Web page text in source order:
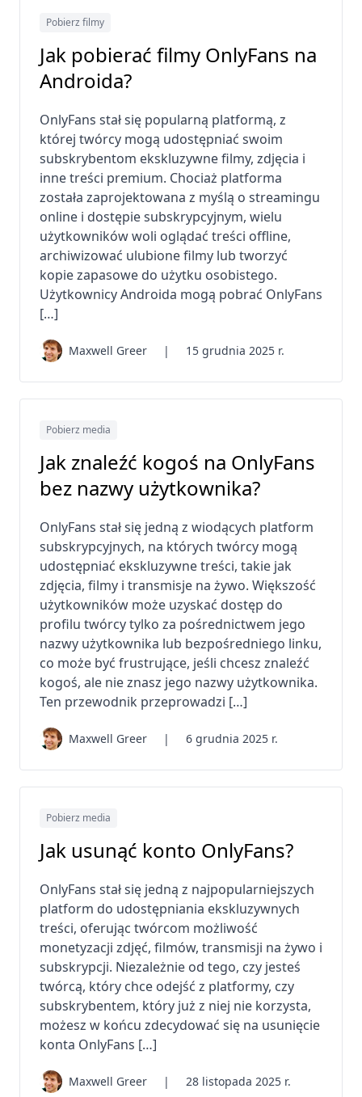
Pobierz filmy
Jak pobierać filmy OnlyFans na
Androida?
OnlyFans stał się popularną platformą, z
której twórcy mogą udostępniać swoim
subskrybentom ekskluzywne filmy, zdjęcia i
inne treści premium. Chociaż platforma
została zaprojektowana z myślą o streamingu
online i dostępie subskrypcyjnym, wielu
użytkowników woli oglądać treści offline,
archiwizować ulubione filmy lub tworzyć
kopie zapasowe do użytku osobistego.
Użytkownicy Androida mogą pobrać OnlyFans
[…]
Maxwell Greer | 15 grudnia 2025 r.
Pobierz media
Jak znaleźć kogoś na OnlyFans
bez nazwy użytkownika?
OnlyFans stał się jedną z wiodących platform
subskrypcyjnych, na których twórcy mogą
udostępniać ekskluzywne treści, takie jak
zdjęcia, filmy i transmisje na żywo. Większość
użytkowników może uzyskać dostęp do
profilu twórcy tylko za pośrednictwem jego
nazwy użytkownika lub bezpośredniego linku,
co może być frustrujące, jeśli chcesz znaleźć
kogoś, ale nie znasz jego nazwy użytkownika.
Ten przewodnik przeprowadzi […]
Maxwell Greer | 6 grudnia 2025 r.
Pobierz media
Jak usunąć konto OnlyFans?
OnlyFans stał się jedną z najpopularniejszych
platform do udostępniania ekskluzywnych
treści, oferując twórcom możliwość
monetyzacji zdjęć, filmów, transmisji na żywo i
subskrypcji. Niezależnie od tego, czy jesteś
twórcą, który chce odejść z platformy, czy
subskrybentem, który już z niej nie korzysta,
możesz w końcu zdecydować się na usunięcie
konta OnlyFans […]
Maxwell Greer | 28 listopada 2025 r.